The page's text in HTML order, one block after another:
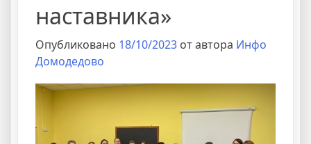
наставника»
Опубликовано 18/10/2023 от автора Инфо
Домодедово